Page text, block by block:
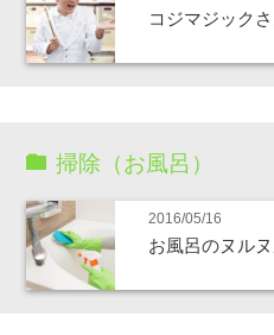
コジマジック
掃除（お風呂）
2016/05/16
お風呂のヌル